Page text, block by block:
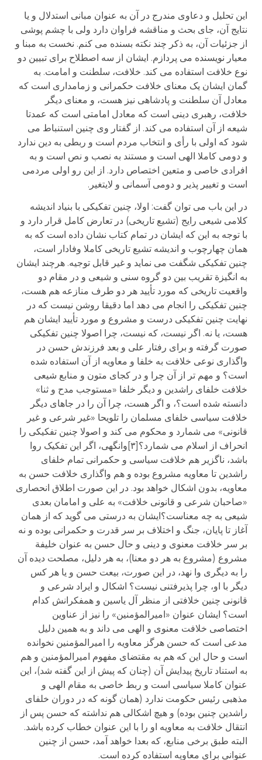
این تحلیل و دعاوی مندرج در آن به عنوان مبانی استدلال و یا
نتایج آن، جای بحث و مناقشه فراوان دارد ولی با چشم پوشی
از جزئیات آن، به ذکر چند نکته بسنده می کنم. نخست به مبنا و
معیار نویسنده می پردازم. ایشان از سه اصطلاح برای تبیین دو
نوع خلافت استفاده می کند. خلافت، سلطنت و امامت. به
گمان ایشان یک معنای خلافت حکمرانی و زمامداری است که
معادل آن سلطنت و پادشاهی نیز هست، و معنای دیگر
خلافت، رهبری دینی است که معادل امامتی است که عمدتا
شیعه از آن استفاده می کند. از گفتار وی چنین استنباط می
شود که اولی با رأی و انتخاب مردم است و ربطی به دین ندارد
و دومی کاملا الهی است و مستند به نصب و نص است و به
افرادی خاصی و متعین اختصاص دارد. از این رو اولی مردمی
است و تغییر پذیر و دومی آسمانی و لایتغیر.
در این باب می توان گفت: اولا، چنین تفکیکی با بنیاد اندیشه
کلامی شیعی رایج (تشیع تاریخی) در تعارض کامل قرار دارد و
با توجه به این که ایشان در تمام کتاب نشان داده است که به
همان چهارچوب و اندیشه تشیع تاریخی کاملا وفادار است،
چنین تفکیکی شگفت می نماید و غیر قابل توجیه. هرچند ایشان
به انگیزة تقریب بین دو گروه سنی و شیعی و در مقام دو
واقعیت تاریخی که مورد تأیید هر دو طرف منازعه هم هست،
چنین تفکیکی را انجام می دهد اما دقیقا روشن نیست که در
نهایت چنین تفکیکی درست و مشروع و مورد تأیید ایشان هم
هست، یا نه. اگر نیست، که نیست، چرا اصولا چنین تفکیکی
صورت گرفته و برای رفتار علی و بعد فرزندش حسن در
واگذاری نوعی خلافت به خلفا و معاویه از آن استفاده شده
است؟ و مهم تر از آن چرا و در کجای متون و منابع شیعی
خلافت خلفای راشدین و دیگر خلفا «مستوجب مدح و ثنا»
دانسته شده است؟، و اگر هست، چرا آن را در جاهای دیگر
خلافت سیاسی خلفای مسلمان را تلویحا «غیر شرعی و غیر
قانونی» می شمارد و محکوم می کند و اصولا چنین تفکیکی را
انحراف از اسلام می شمارد؟[۳]وانگهی، اگر این تفکیک روا
باشد، ناگزیر هم خلافت سیاسی و حکمرانی تمام خلفای
راشدین تا معاویه مشروع بوده و هم واگذاری خلافت حسن به
معاویه، بدون اشکال خواهد بود. در این صورت اطلاق انحصاری
«صاحبان شرعی و قانونی خلافت» به علی و امامان بعدی
شیعی به چه معناست؟ایشان به درستی می گوید که از همان
آغاز تا پایان، جنگ و اختلاف بر سر قدرت و حکمرانی بوده و نه
بر سر خلافت معنوی و دینی و حال حسن به عنوان خلیفة
مشروع (مشروع به هر دو معنا)، به هر دلیل، مصلحت دیده آن
را به دیگری وا نهد، در این صورت، بیعت حسن و یا هر کس
دیگر با او، چرا پذیرفتنی نیست؟ اشکال و ایراد شرعی و
قانونی چنین خلافتی از منظر آل یاسین و همفکرانش کدام
است؟ ایشان عنوان «امیرالمؤمنین» را نیز از عناوین
اختصاصی خلافت معنوی و الهی می داند و به همین دلیل
مدعی است که حسن هرگز معاویه را امیرالمؤمنین نخوانده
است و حال این که هم به مقتضای مفهوم امیرالمؤمنین و هم
به استناد تاریخ پیدایش آن (چنان که پیش از این گفته شد)، این
عنوان کاملا سیاسی است و ربط خاصی به مقام الهی و
مذهبی رئیس حکومت ندارد (همان گونه که در دوران خلفای
راشدین چنین بوده) و هیچ اشکالی هم نداشته که حسن پس از
انتقال خلافت به معاویه او را با این عنوان خطاب کرده باشد.
البته طبق برخی منابع، که بعدا خواهد آمد، حسن از چنین
عنوانی برای معاویه استفاده کرده است.